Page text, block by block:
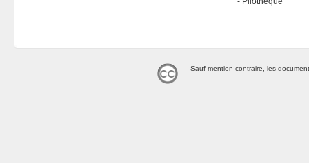
Sauf mention contraire, les